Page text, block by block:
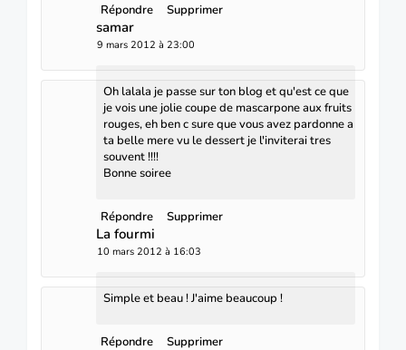
Répondre Supprimer
samar
9 mars 2012 à 23:00
Oh lalala je passe sur ton blog et qu'est ce que
je vois une jolie coupe de mascarpone aux fruits
rouges, eh ben c sure que vous avez pardonne a
ta belle mere vu le dessert je l'inviterai tres
souvent !!!!
Bonne soiree
Répondre Supprimer
La fourmi
10 mars 2012 à 16:03
Simple et beau ! J'aime beaucoup !
Répondre Supprimer